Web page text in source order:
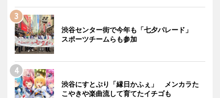
渋谷センター街で今年も「七夕パレード」
スポーツチームらも参加
渋谷にすとぷり「縁日かふぇ」 メンカラた
こやきや楽曲流して育てたイチゴも